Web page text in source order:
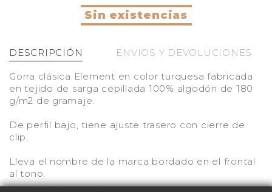
Sin existencias
DESCRIPCIÓN ENVIOS Y DEVOLUCIONES
Gorra clásica Element en color turquesa fabricada
en tejido de sarga cepillada 100% algodón de 180
g/m2 de gramaje.
De perfil bajo, tiene ajuste trasero con cierre de
clip.
Lleva el nombre de la marca bordado en el frontal
al tono.